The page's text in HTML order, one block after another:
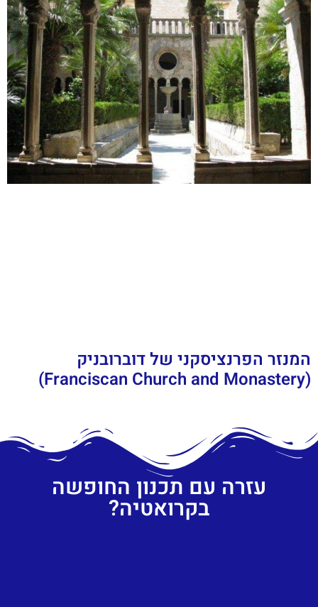
המנזר הפרנציסקני של דוברובניק
(Franciscan Church and Monastery)
עזרה עם תכנון החופשה
בקרואטיה?